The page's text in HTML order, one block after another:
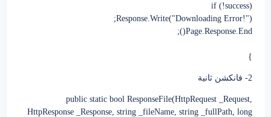
if (!success)
Response.Write("Downloading Error!");
Page.Response.End();
}
2- فانكشن ثانية
public static bool ResponseFile(HttpRequest _Request,
HttpResponse _Response, string _fileName, string _fullPath, long